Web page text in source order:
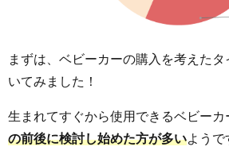
まずは、ベビーカーの購入を考えた
いてみました！
生まれてすぐから使用できるベビーカ
の前後に検討し始めた方が多いようで